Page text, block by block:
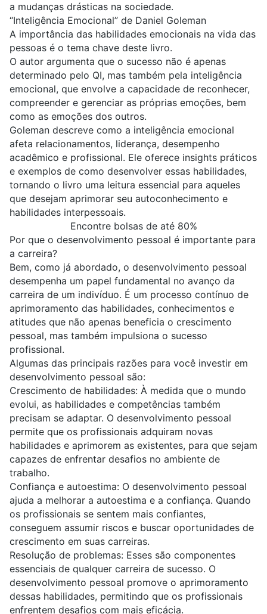
a mudanças drásticas na sociedade.
“Inteligência Emocional” de Daniel Goleman
A importância das habilidades emocionais na vida das
pessoas é o tema chave deste livro.
O autor argumenta que o sucesso não é apenas
determinado pelo QI, mas também pela inteligência
emocional, que envolve a capacidade de reconhecer,
compreender e gerenciar as próprias emoções, bem
como as emoções dos outros.
Goleman descreve como a inteligência emocional
afeta relacionamentos, liderança, desempenho
acadêmico e profissional. Ele oferece insights práticos
e exemplos de como desenvolver essas habilidades,
tornando o livro uma leitura essencial para aqueles
que desejam aprimorar seu autoconhecimento e
habilidades interpessoais.
Encontre bolsas de até 80%
Por que o desenvolvimento pessoal é importante para
a carreira?
Bem, como já abordado, o desenvolvimento pessoal
desempenha um papel fundamental no avanço da
carreira de um indivíduo. É um processo contínuo de
aprimoramento das habilidades, conhecimentos e
atitudes que não apenas beneficia o crescimento
pessoal, mas também impulsiona o sucesso
profissional.
Algumas das principais razões para você investir em
desenvolvimento pessoal são:
Crescimento de habilidades: À medida que o mundo
evolui, as habilidades e competências também
precisam se adaptar. O desenvolvimento pessoal
permite que os profissionais adquiram novas
habilidades e aprimorem as existentes, para que sejam
capazes de enfrentar desafios no ambiente de
trabalho.
Confiança e autoestima: O desenvolvimento pessoal
ajuda a melhorar a autoestima e a confiança. Quando
os profissionais se sentem mais confiantes,
conseguem assumir riscos e buscar oportunidades de
crescimento em suas carreiras.
Resolução de problemas: Esses são componentes
essenciais de qualquer carreira de sucesso. O
desenvolvimento pessoal promove o aprimoramento
dessas habilidades, permitindo que os profissionais
enfrentem desafios com mais eficácia.